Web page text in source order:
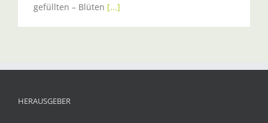
gefüllten – Blüten [...]
HERAUSGEBER